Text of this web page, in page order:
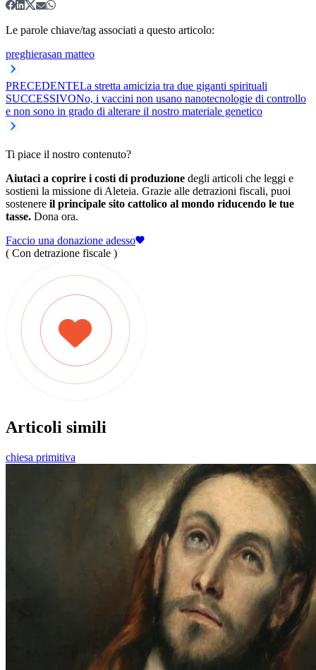
Le parole chiave/tag associati a questo articolo:
preghierasan matteo
PRECEDENTELa stretta amicizia tra due giganti spirituali
SUCCESSIVONo, i vaccini non usano nanotecnologie di controllo
e non sono in grado di alterare il nostro materiale genetico
Ti piace il nostro contenuto?
Aiutaci a coprire i costi di produzione degli articoli che leggi e
sostieni la missione di Aleteia. Grazie alle detrazioni fiscali, puoi
sostenere il principale sito cattolico al mondo riducendo le tue
tasse. Dona ora.
Faccio una donazione adesso
( Con detrazione fiscale )
Articoli simili
chiesa primitiva